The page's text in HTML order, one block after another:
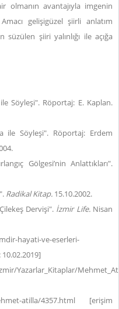
olmanın avantajıyla imgenin
gelişigüzel şiirli anlatım
şiiri yalınlığı ile açığa
Söyleşi". Röportaj: E. Kaplan.
ile Söyleşi". Röportaj: Erdem
Gölgesi’nin Anlattıkları".
Radikal Kitap. 15.10.2002.
Dervişi". İzmir Life.Nisan
hayati-ve-eserleri-
Yazarlar_Kitaplar/
atilla/4357.html [erişim